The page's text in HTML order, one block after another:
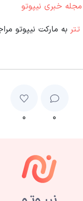
مجله خبری نیپوتو
به مارکت نیپوتو
۰ ۰